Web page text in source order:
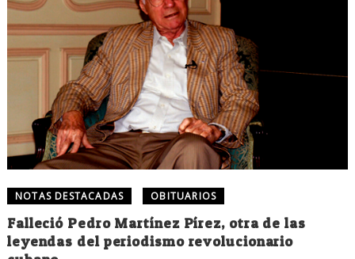
NOTAS DESTACADAS OBITUARIOS
Falleció Pedro Martínez Pírez, otra de las
leyendas del periodismo revolucionario